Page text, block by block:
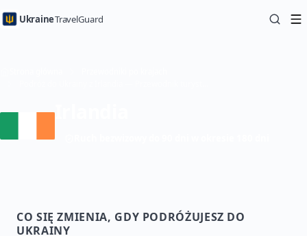
UkraineTravelGuard
CO SIĘ ZMIENIA, GDY PODRÓŻUJESZ DO
UKRAINY